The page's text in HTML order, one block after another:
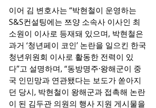
이어 김 변호사는 “박현철이 운영하는
S&S컨설팅에는 쯔양 소속사 이사인 최
소원이 이사로 등재돼 있으며, 박현철은
과거 ‘청년페이 코인’ 논란을 일으킨 한국
청년위원회 이사로 활동한 전력이 있
다”고 설명하며, “동방명주·왕해군이 중
국 인민망과 연관됐다는 보도가 쏟아지
던 당시, 박현철이 왕해군과 접촉해 논란
이 된 김두관 의원의 행사 지원 게시물을